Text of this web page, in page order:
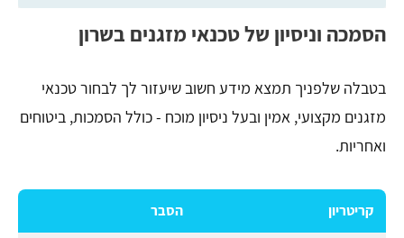
הסמכה וניסיון של טכנאי מזגנים בשרון
בטבלה שלפניך תמצא מידע חשוב שיעזור לך לבחור טכנאי
מזגנים מקצועי, אמין ובעל ניסיון מוכח - כולל הסמכות, ביטוחים
ואחריות.
קריטריון הסבר